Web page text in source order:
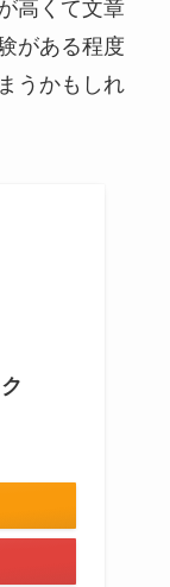
高くて文章
がある程度
うかもしれ